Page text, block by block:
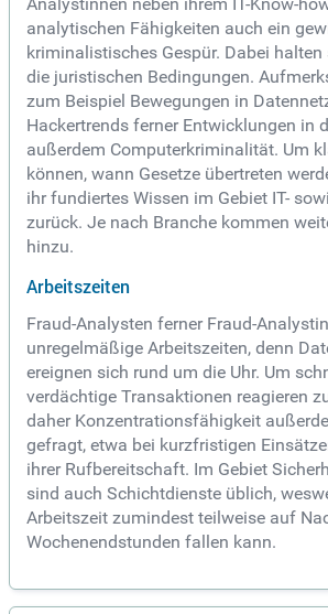
Analystinnen neben ihrem IT-Know-
analytischen Fähigkeiten auch ein
kriminalistisches Gespür. Dabei
die juristischen Bedingungen.
zum Beispiel Bewegungen in
Hackertrends ferner Entwicklungen in
außerdem Computerkriminalität. Um
können, wann Gesetze übertreten
ihr fundiertes Wissen im Gebiet IT-
zurück. Je nach Branche kommen
hinzu.
Arbeitszeiten
Fraud-Analysten ferner Fraud-
unregelmäßige Arbeitszeiten, denn
ereignen sich rund um die Uhr. Um
verdächtige Transaktionen reagieren
daher Konzentrationsfähigkeit
gefragt, etwa bei kurzfristigen
ihrer Rufbereitschaft. Im Gebiet
sind auch Schichtdienste üblich,
Arbeitszeit zumindest teilweise auf
Wochenendstunden fallen kann.